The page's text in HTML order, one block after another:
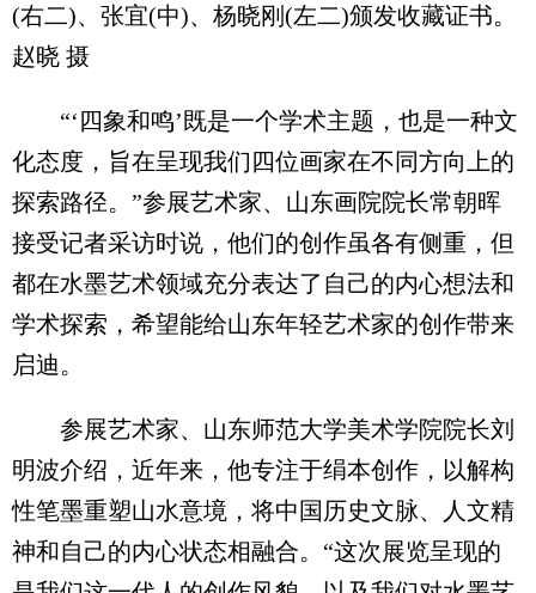
(右二)、张宜(中)、杨晓刚(左二)颁发收藏证书。
赵晓 摄
“‘四象和鸣’既是一个学术主题，也是一种文
化态度，旨在呈现我们四位画家在不同方向上的
探索路径。”参展艺术家、山东画院院长常朝晖
接受记者采访时说，他们的创作虽各有侧重，但
都在水墨艺术领域充分表达了自己的内心想法和
学术探索，希望能给山东年轻艺术家的创作带来
启迪。
参展艺术家、山东师范大学美术学院院长刘
明波介绍，近年来，他专注于绢本创作，以解构
性笔墨重塑山水意境，将中国历史文脉、人文精
神和自己的内心状态相融合。“这次展览呈现的